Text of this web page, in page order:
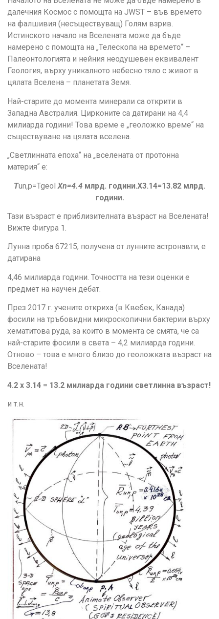
далечния Космос с помощта на JWST – във времето
на фалшивия (несъществуващ) Голям взрив.
Истинското начало на Вселената може да бъде
намерено с помощта на „Телескопа на времето“ –
Палеонтологията и нейния неодушевен еквивалент
Геология, върху уникалното небесно тяло с живот в
цялата Вселена – планетата Земя.
Най-старите до момента минерали са открити в
Западна Австралия. Цирконите са датирани на 4,4
милиарда години! Това време е „геоложко време“ на
съществуване на цялата вселена.
„Светлинната епоха“ на „вселената от протонна
материя“ е:
Тun,p=Tgeol Xn=4.4 млрд. години.X3.14=13.82 млрд.
години.
Тази възраст е приблизителната възраст на Вселената!
Вижте Фигура 1.
Лунна проба 67215, получена от лунните астронавти, е
датирана
4,46 милиарда години. Точността на тези оценки е
предмет на научен дебат.
През 2017 г. учените откриха (в Квебек, Канада)
фосили на тръбовидни микроскопични бактерии върху
хематитова руда, за които в момента се смята, че са
най-старите фосили в света – 4,2 милиарда години.
Отново – това е много близо до геоложката възраст на
Вселената!
4.2 х 3.14 = 13.2 милиарда години светлинна възраст!
и т.н.